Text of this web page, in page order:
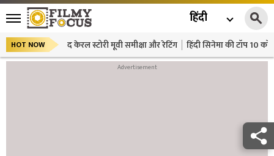
हिंदी
HOT NOW द केरल स्टोरी मूवी समीक्षा और रेटिंग हिंदी सिनेमा की टॉप 10